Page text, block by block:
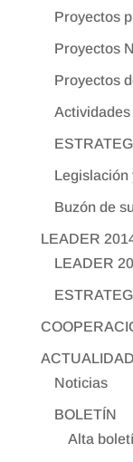
Proyectos
Proyectos
Proyectos
Legislación
Buzón de
LEADER
LEADER
ACTUALIDAD
Noticias
BOLETÍN
Alta